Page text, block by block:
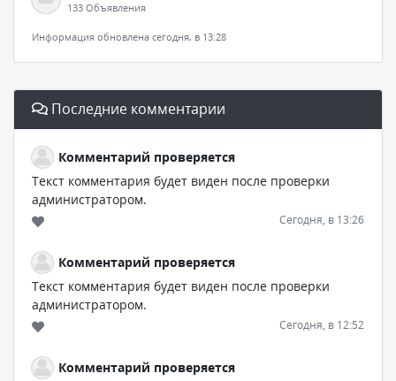
133 Объявления
Информация обновлена сегодня, в 13:28
Последние комментарии
Комментарий проверяется
Текст комментария будет виден после проверки
администратором.
Сегодня, в 13:26
Комментарий проверяется
Текст комментария будет виден после проверки
администратором.
Сегодня, в 12:52
Комментарий проверяется